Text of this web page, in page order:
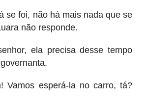
se foi, não há mais nada que se
não responde.
ela precisa desse tempo
Vamos esperá-la no carro, tá?